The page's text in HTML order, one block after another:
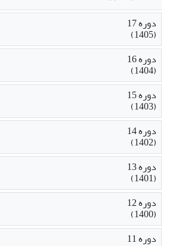
دوره 17
(1405)
دوره 16
(1404)
دوره 15
(1403)
دوره 14
(1402)
دوره 13
(1401)
دوره 12
(1400)
دوره 11